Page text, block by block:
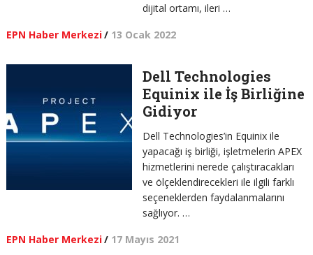
dijital ortamı, ileri …
EPN Haber Merkezi/ 13 Ocak 2022
Dell Technologies
Equinix ile İş Birliğine
Gidiyor
Dell Technologies’in Equinix ile
yapacağı iş birliği, işletmelerin APEX
hizmetlerini nerede çalıştıracakları
ve ölçeklendirecekleri ile ilgili farklı
seçeneklerden faydalanmalarını
sağlıyor. …
EPN Haber Merkezi/ 17 Mayıs 2021